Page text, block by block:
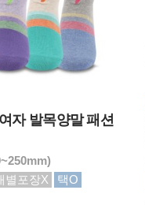
자 발목양말 패션
별포장X 택O